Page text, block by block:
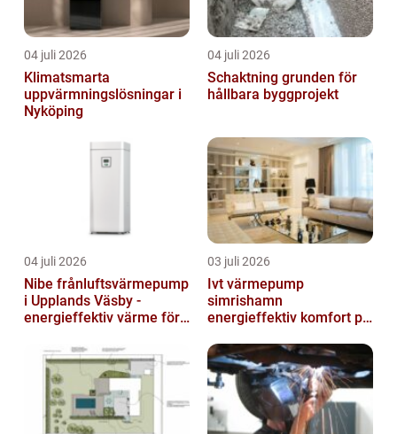
04 juli 2026
Klimatsmarta
uppvärmningslösningar i
Nyköping
04 juli 2026
Schaktning grunden för
hållbara byggprojekt
04 juli 2026
Nibe frånluftsvärmepump
i Upplands Väsby -
energieffektiv värme för
03 juli 2026
Ivt värmepump
simrishamn
energieffektiv komfort på